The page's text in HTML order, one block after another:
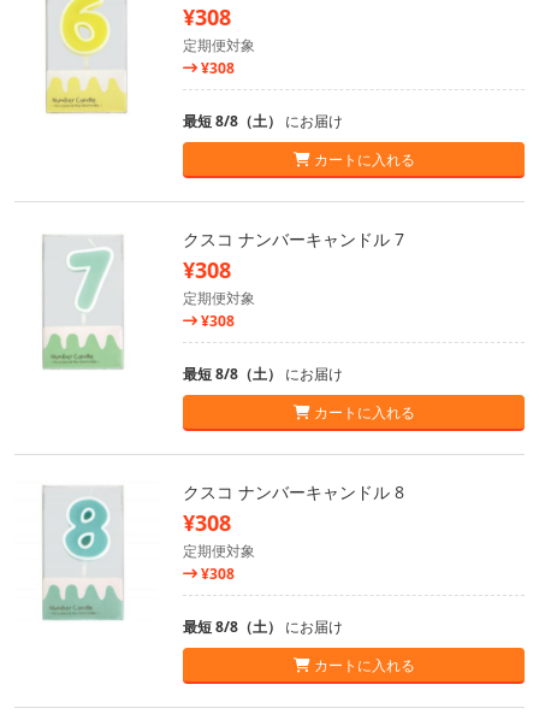
¥308
定期便対象
¥308
最短 8/8（土） にお届け
カートに入れる
クスコ ナンバーキャンドル 7
¥308
定期便対象
¥308
最短 8/8（土） にお届け
カートに入れる
クスコ ナンバーキャンドル 8
¥308
定期便対象
¥308
最短 8/8（土） にお届け
カートに入れる